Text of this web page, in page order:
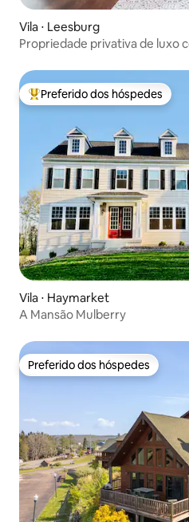
Vila ⋅ Leesburg
Propriedade privativa de luxo
Entre os melhores preferidos
Preferido dos hóspedes
Vila ⋅ Haymarket
A Mansão Mulberry
Preferido dos hóspedes
Preferido dos hóspedes